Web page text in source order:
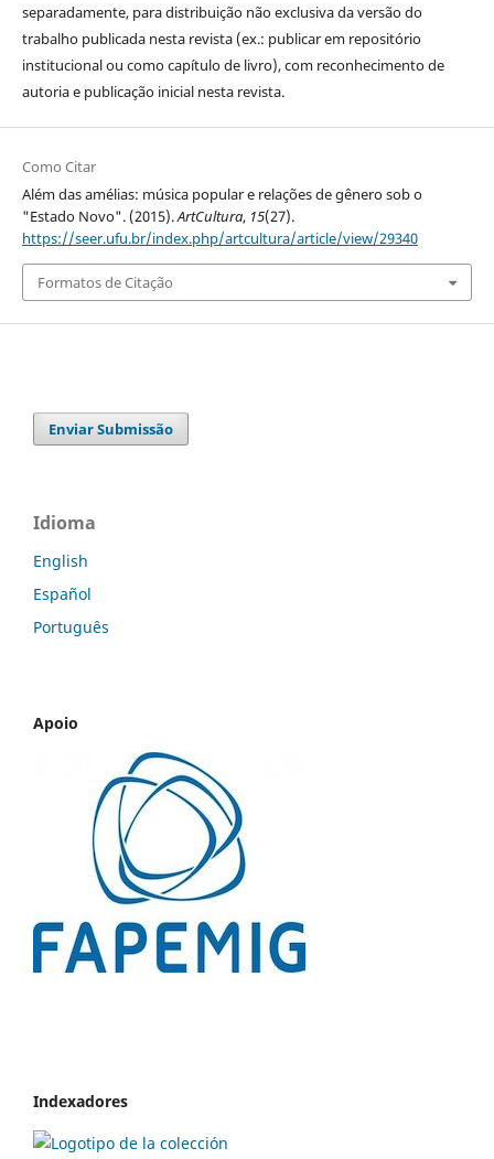
separadamente, para distribuição não exclusiva da versão do
trabalho publicada nesta revista (ex.: publicar em repositório
institucional ou como capítulo de livro), com reconhecimento de
autoria e publicação inicial nesta revista.
Como Citar
Além das amélias: música popular e relações de gênero sob o
"Estado Novo". (2015).ArtCultura, 15(27).
https://seer.ufu.br/index.php/artcultura/article/view/29340
Formatos de Citação
Enviar Submissão
Idioma
English
Español
Português
Apoio
Indexadores